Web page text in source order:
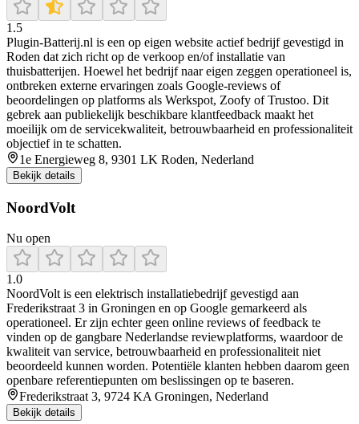
1.5
Plugin‑Batterij.nl is een op eigen website actief bedrijf gevestigd in
Roden dat zich richt op de verkoop en/of installatie van
thuisbatterijen. Hoewel het bedrijf naar eigen zeggen operationeel is,
ontbreken externe ervaringen zoals Google‑reviews of
beoordelingen op platforms als Werkspot, Zoofy of Trustoo. Dit
gebrek aan publiekelijk beschikbare klantfeedback maakt het
moeilijk om de servicekwaliteit, betrouwbaarheid en professionaliteit
objectief in te schatten.
1e Energieweg 8, 9301 LK Roden, Nederland
Bekijk details
NoordVolt
Nu open
1.0
NoordVolt is een elektrisch installatiebedrijf gevestigd aan
Frederikstraat 3 in Groningen en op Google gemarkeerd als
operationeel. Er zijn echter geen online reviews of feedback te
vinden op de gangbare Nederlandse reviewplatforms, waardoor de
kwaliteit van service, betrouwbaarheid en professionaliteit niet
beoordeeld kunnen worden. Potentiële klanten hebben daarom geen
openbare referentiepunten om beslissingen op te baseren.
Frederikstraat 3, 9724 KA Groningen, Nederland
Bekijk details